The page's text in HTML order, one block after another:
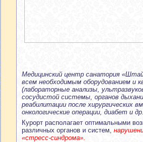
Медицинский центр санатория
всем необходимым оборудованием и
(лабораторные анализы,
сосудистой системы, органов
реабилитации после хирургических
онкологические операции, диабет и
Курорт располагает оптимальными
различных органов и систем,
«стресс-синдрома».